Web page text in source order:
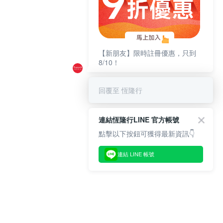
【新朋友】限時註冊優惠，只到
8/10！
回覆至 恆隆行
連結恆隆行LINE 官方帳號
點擊以下按鈕可獲得最新資訊👇
連結 LINE 帳號